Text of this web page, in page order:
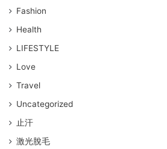
Fashion
Health
LIFESTYLE
Love
Travel
Uncategorized
止汗
激光脫毛